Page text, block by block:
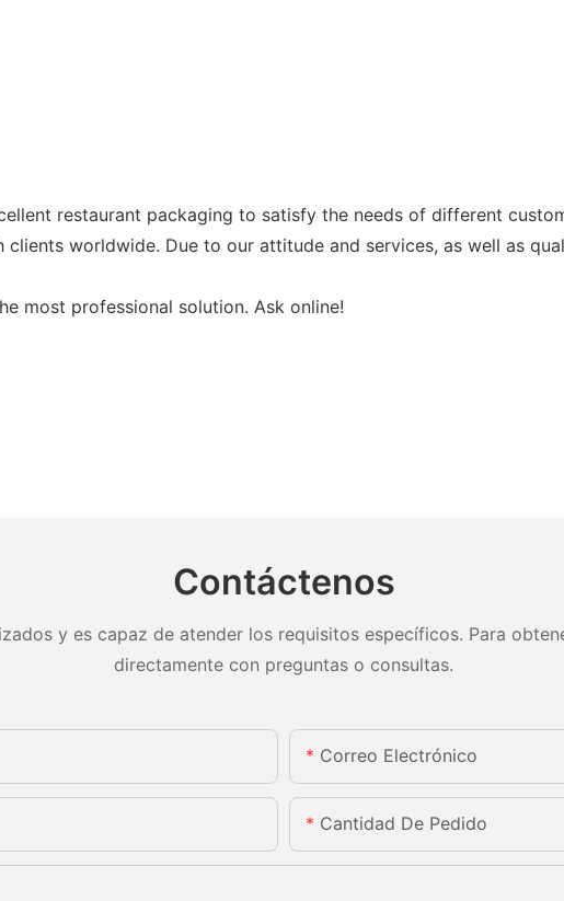
restaurant packaging to satisfy the needs of different
clients worldwide. Due to our attitude and services, as well as
most professional solution. Ask online!
Contáctenos
y es capaz de atender los requisitos específicos. Para
directamente con preguntas o consultas.
Correo Electrónico
Cantidad De Pedido